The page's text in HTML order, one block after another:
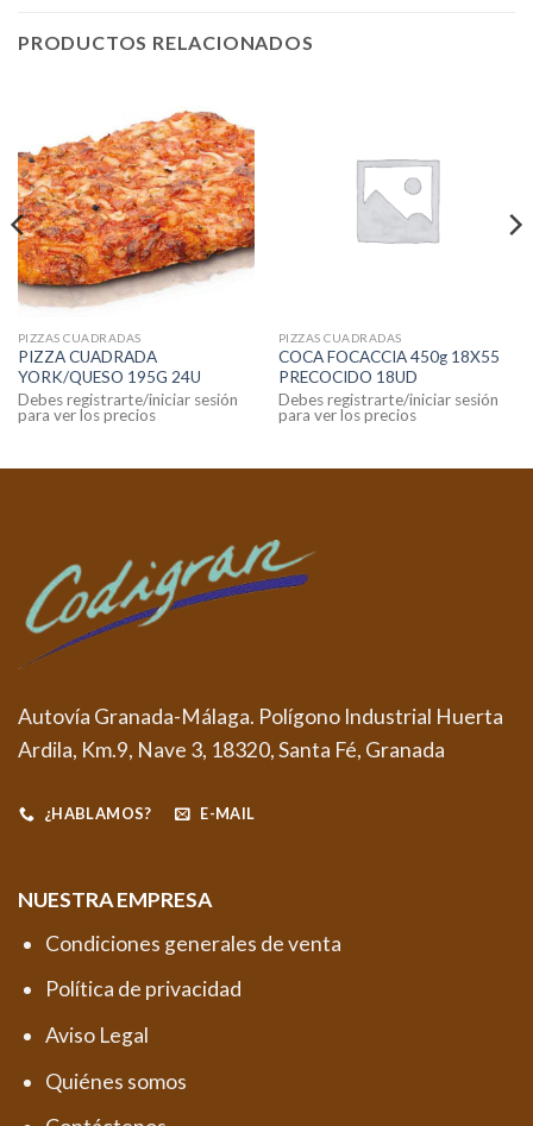
PRODUCTOS RELACIONADOS
PIZZAS CUADRADAS
PIZZA CUADRADA
YORK/QUESO 195G 24U
Debes registrarte/iniciar sesión
para ver los precios
PIZZAS CUADRADAS
COCA FOCACCIA 450g 18X55
PRECOCIDO 18UD
Debes registrarte/iniciar sesión
para ver los precios
Autovía Granada-Málaga. Polígono Industrial Huerta
Ardila, Km.9, Nave 3, 18320, Santa Fé, Granada
¿HABLAMOS? E-MAIL
NUESTRA EMPRESA
Condiciones generales de venta
Política de privacidad
Aviso Legal
Quiénes somos